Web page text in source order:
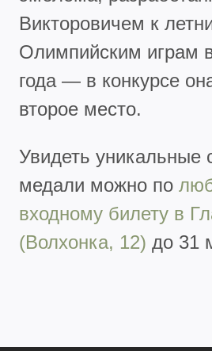
Викторовичем к
Олимпийским играм
года — в конкурсе
второе место.
Увидеть уникальные
медали можно по
входному билету в
(Волхонка, 12) до 31